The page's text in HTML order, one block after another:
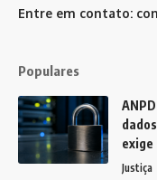
Entre em contato:
Populares
exige
Justiça